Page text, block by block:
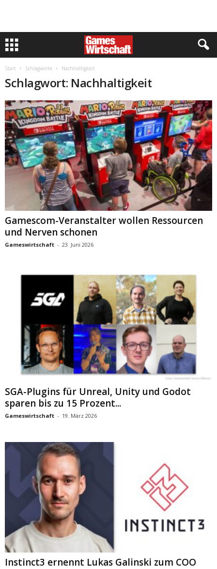
Start Schlagworte Nachhaltigkeit
Schlagwort: Nachhaltigkeit
Gamescom-Veranstalter wollen Ressourcen
und Nerven schonen
Gameswirtschaft - 23. Juni 2026
SGA-Plugins für Unreal, Unity und Godot
sparen bis zu 15 Prozent...
Gameswirtschaft - 19. März 2026
Instinct3 ernennt Lukas Galinski zum COO